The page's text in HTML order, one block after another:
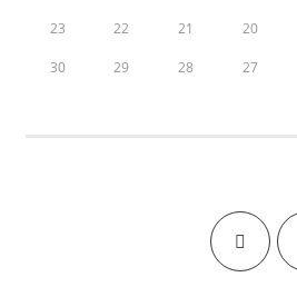
20
21
22
23
27
28
29
30